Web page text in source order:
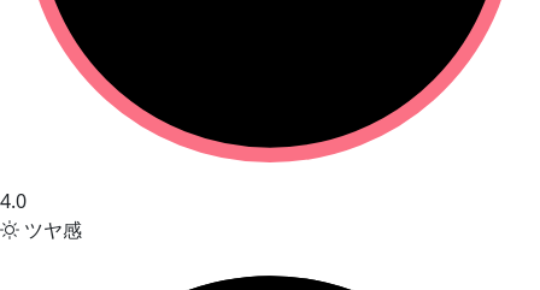
4.0
ツヤ感